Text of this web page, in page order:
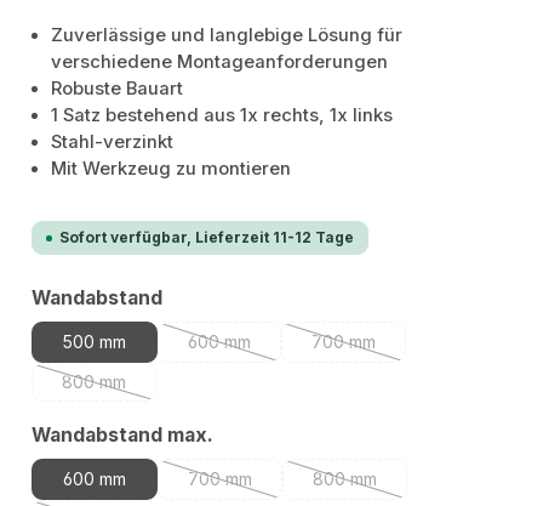
Zuverlässige und langlebige Lösung für
verschiedene Montageanforderungen
Robuste Bauart
1 Satz bestehend aus 1x rechts, 1x links
Stahl-verzinkt
Mit Werkzeug zu montieren
Sofort verfügbar, Lieferzeit 11-12 Tage
Wandabstandauswählen
500 mm 600 mm
(Diese Option ist zurzeit nicht verfügbar.)
700 mm
(Diese Option ist zurzeit
800 mm
(Diese Option ist zurzeit nicht verfügbar.)
Wandabstand max.
600 mm 700 mm
(Diese Option ist zurzeit nicht verfügbar.)
800 mm
(Diese Option ist zurzeit